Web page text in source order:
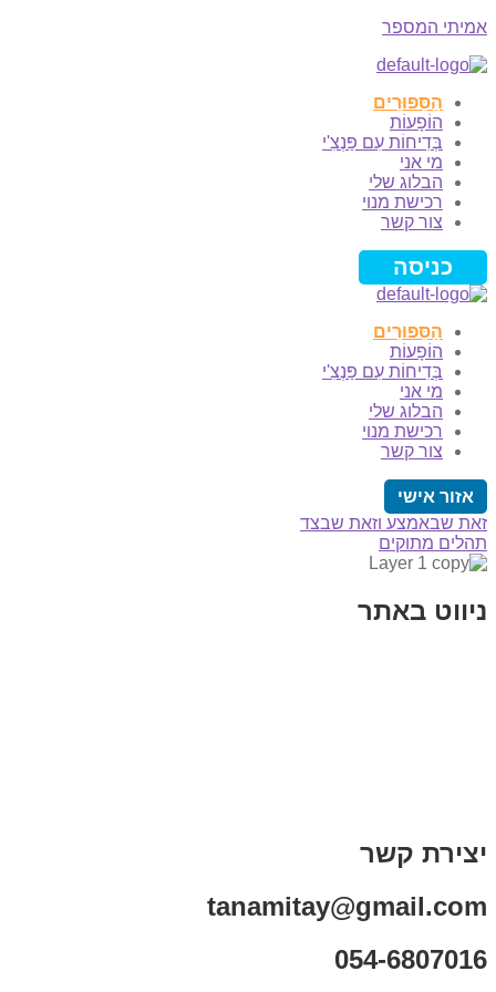
אמיתי המספר
Menu
הַסִּפּוּרִים
הוֹפָעוֹת
בְּדִיחוֹת עִם פַּנְצִ'י
מי אני
הבלוג שלי
רכישת מנוי
צור קשר
כניסה
הַסִּפּוּרִים
הוֹפָעוֹת
בְּדִיחוֹת עִם פַּנְצִ'י
מי אני
הבלוג שלי
רכישת מנוי
צור קשר
אזור אישי
ניווט
הפוסט
הקודם:
זאת שבאמצע וזאת שבצד
הפוסט
הבא:
תהלים מתוקים
ניווט באתר
יצירת קשר
tanamitay@gmail.com
054-6807016